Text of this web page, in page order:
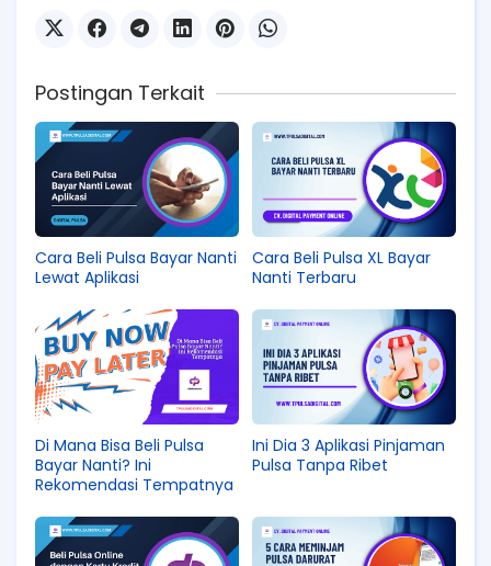
Postingan Terkait
Cara Beli Pulsa Bayar Nanti
Lewat Aplikasi
Cara Beli Pulsa XL Bayar
Nanti Terbaru
Di Mana Bisa Beli Pulsa
Bayar Nanti? Ini
Rekomendasi Tempatnya
Ini Dia 3 Aplikasi Pinjaman
Pulsa Tanpa Ribet